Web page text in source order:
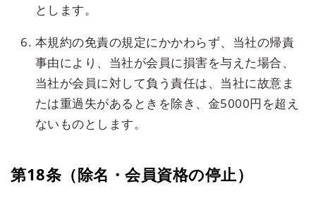
とします。
本規約の免責の規定にかかわらず、当社の帰責
事由により、当社が会員に損害を与えた場合、
当社が会員に対して負う責任は、当社に故意ま
たは重過失があるときを除き、金5000円を超え
ないものとします。
第18条（除名・会員資格の停止）